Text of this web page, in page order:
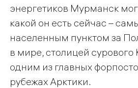
энергетиков Мурманск мог
какой он есть сейчас –
населенным пунктом за
в мире, столицей сурового
одним из главных
рубежах Арктики.